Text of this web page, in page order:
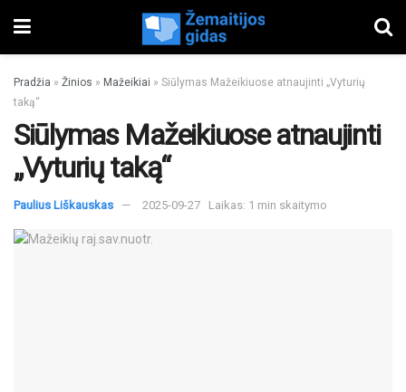
Pradžia » Žinios » Mažeikiai » Siūlymas Mažeikiuose atnaujinti „Vyturių
taką“
Siūlymas Mažeikiuose atnaujinti
„Vyturių taką“
Paulius Liškauskas 2025-09-27 Laikas: 1 min skaitymo